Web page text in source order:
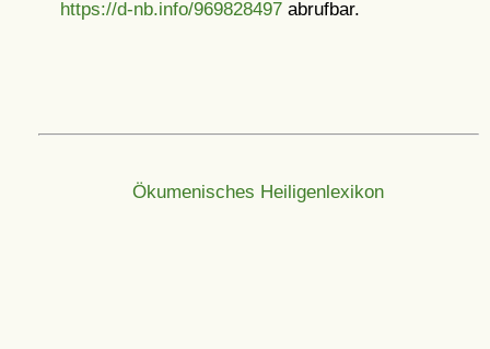
https://d-nb.info/969828497abrufbar.
Ökumenisches Heiligenlexikon